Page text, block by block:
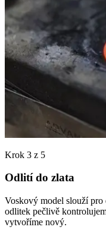
Krok 3 z 5
Odlití do zlata
Voskový model slouží
odlitek pečlivě
vytvoříme nový.